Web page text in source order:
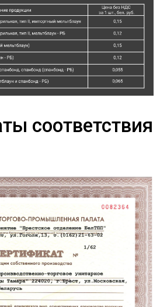
соответствия